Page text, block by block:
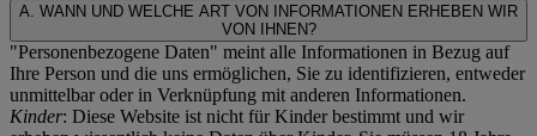
A. WANN UND WELCHE ART VON INFORMATIONEN ERHEBEN WIR
VON IHNEN?
"Personenbezogene Daten" meint alle Informationen in Bezug auf
Ihre Person und die uns ermöglichen, Sie zu identifizieren, entweder
unmittelbar oder in Verknüpfung mit anderen Informationen.
Kinder: Diese Website ist nicht für Kinder bestimmt und wir